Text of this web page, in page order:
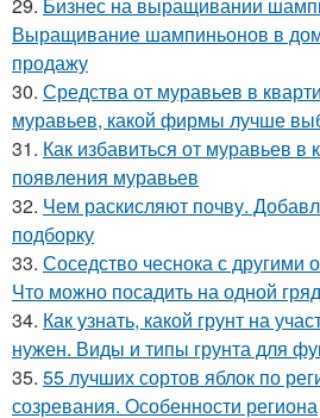
Выращивание шампиньонов в
продажу
30. Средства от муравьев в
муравьев, какой фирмы лучше
31. Как избавиться от муравьев
появления муравьев
32. Чем раскисляют почву.
подборку
33. Соседство чеснока с другими
Что можно посадить на одной
34. Как узнать, какой грунт на
нужен. Виды и типы грунта для
35. 55 лучших сортов яблок по
созревания. Особенности региона